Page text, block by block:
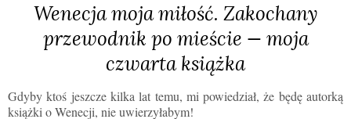
Wenecja moja miłość. Zakochany
przewodnik po mieście — moja
czwarta książka
Gdyby ktoś jeszcze kilka lat temu, mi powiedział, że będę autorką
książki o Wenecji, nie uwierzyłabym!